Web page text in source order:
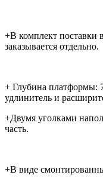
+В комплект поставки
заказывается отдельно.
+ Глубина платформы:
удлинитель и
+Двумя уголками
часть.
+В виде